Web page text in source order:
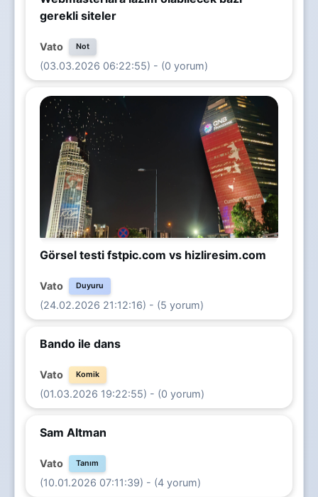
gerekli siteler
Vato Not
(03.03.2026 06:22:55) - (0 yorum)
Görsel testi fstpic.com vs hizliresim.com
Vato Duyuru
(24.02.2026 21:12:16) - (5 yorum)
Bando ile dans
Vato Komik
(01.03.2026 19:22:55) - (0 yorum)
Sam Altman
Vato Tanım
(10.01.2026 07:11:39) - (4 yorum)